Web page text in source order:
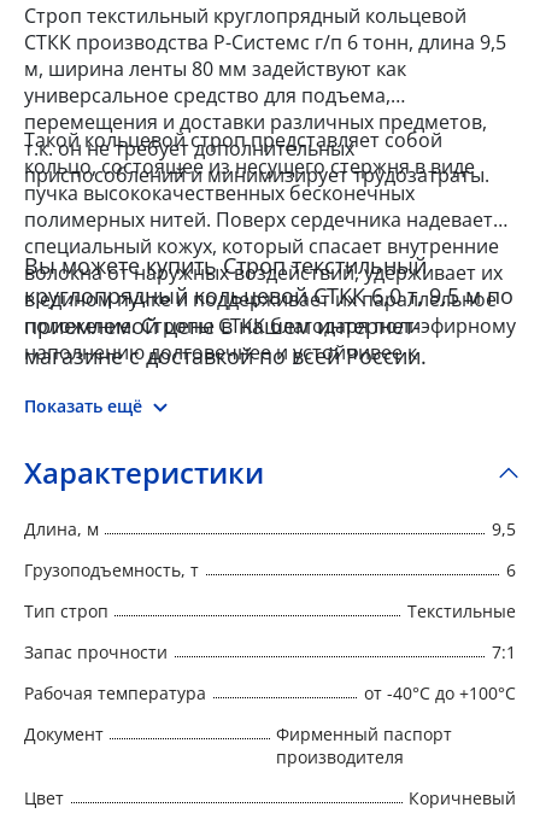
Строп текстильный круглопрядный кольцевой
СТКК производства Р-Системс г/п 6 тонн, длина 9,5
м, ширина ленты 80 мм задействуют как
универсальное средство для подъема,
перемещения и доставки различных предметов,
т.к. он не требует дополнительных
приспособлений и минимизирует трудозатраты.
Такой кольцевой строп представляет собой
кольцо, состоящее из несущего стержня в виде
пучка высококачественных бесконечных
полимерных нитей. Поверх сердечника надевается
специальный кожух, который спасает внутренние
волокна от наружных воздействий, удерживает их
в едином пучке и поддерживает их параллельное
положение. Стропы СТКК благодаря полиэфирному
наполнению долговечнее и устойчивее к
гибкая структура создает плотное прилегание и
производятся в соответствии с РД 24-СЗК-01-01
«Стропы грузовые общего назначения на
безопасной эксплуатации».
Вы можете купить Строп текстильный
круглопрядный кольцевой СТКК 6,0 т, 9,5 м по
приемлемой цене в нашем интернет-
магазине с доставкой по всей России.
Показать ещё
Характеристики
Длина, м
9,5
Грузоподъемность, т
6
Тип строп
Текстильные
Запас прочности
7:1
Рабочая температура
от -40°C до +100°C
Документ
Фирменный паспорт
производителя
Цвет
Коричневый